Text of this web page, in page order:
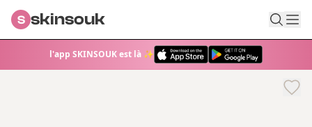
l'app SKINSOUK est là ✨
S skinsouk